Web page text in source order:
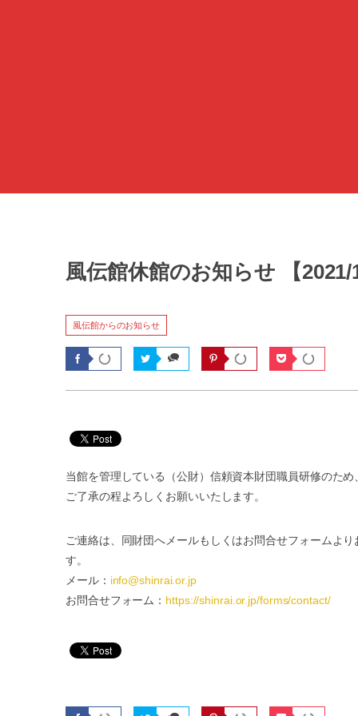
風伝館休館のお知らせ 【2021/
風伝館からのお知らせ
当館を管理している（公財）信頼資本財団職員研修のた
ご了承の程よろしくお願いいたします。
ご連絡は、同財団へメールもしくはお問合せフォームよ
す。
メール： info@shinrai.or.jp
お問合せフォーム： https://shinrai.or.jp/forms/contact/